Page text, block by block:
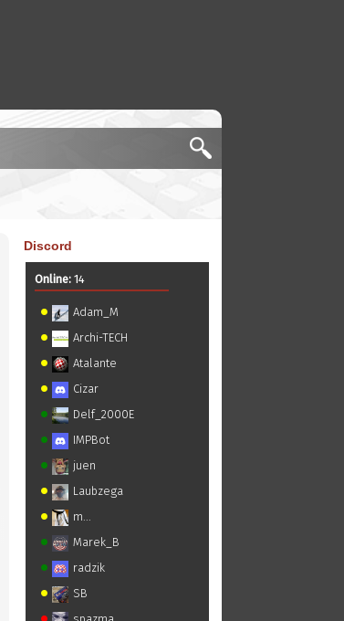
Discord
Online:14
Adam_M
Archi-TECH
Atalante
Cizar
Delf_2000E
IMPBot
juen
Laubzega
m...
Marek_B
radzik
SB